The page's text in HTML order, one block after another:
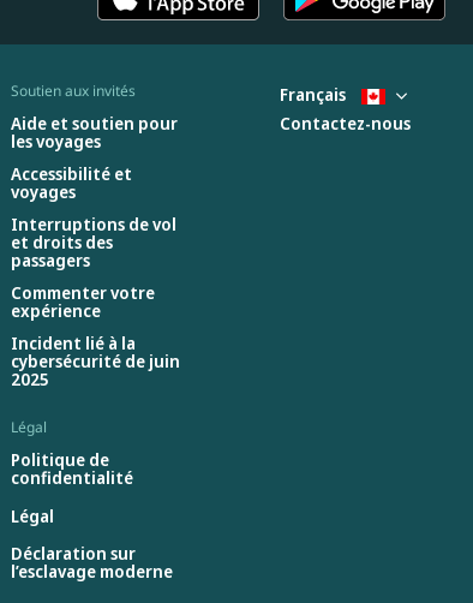
Soutien aux invités
Aide et soutien pour
les voyages
Accessibilité et
voyages
Interruptions de vol
et droits des
passagers
Commenter votre
expérience
Incident lié à la
cybersécurité de juin
2025
Légal
Politique de
confidentialité
Légal
Déclaration sur
l’esclavage moderne
Français
Contactez-nous